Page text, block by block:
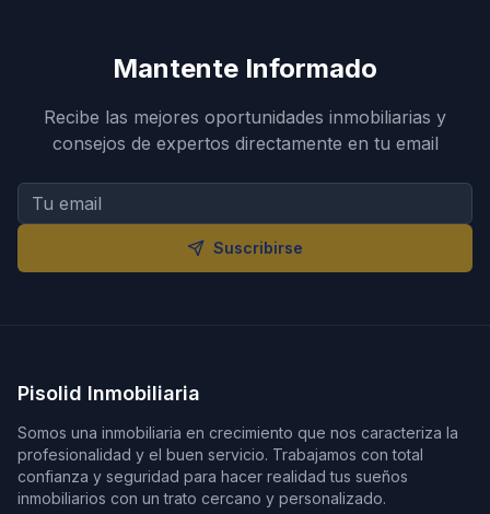
Mantente Informado
Recibe las mejores oportunidades inmobiliarias y
consejos de expertos directamente en tu email
Suscribirse
Pisolid Inmobiliaria
Somos una inmobiliaria en crecimiento que nos caracteriza la
profesionalidad y el buen servicio. Trabajamos con total
confianza y seguridad para hacer realidad tus sueños
inmobiliarios con un trato cercano y personalizado.